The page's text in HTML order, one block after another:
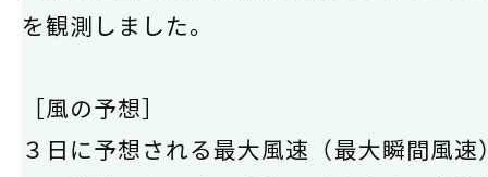
を観測しました。
［風の予想］
３日に予想される最大風速（最大瞬間風速